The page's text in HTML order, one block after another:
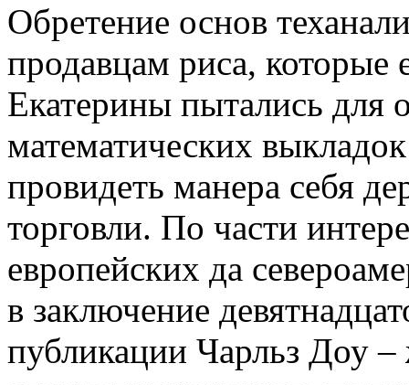
Обретение основ
продавцам риса, которые
Екатерины пытались для
математических
провидеть манера себя
торговли. По части
европейских да
в заключение
публикации Чарльз Доу –